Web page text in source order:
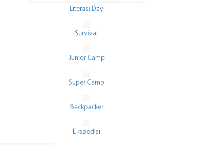
Literasi Day
Survival
Junior Camp
Super Camp
Backpacker
Ekspedisi